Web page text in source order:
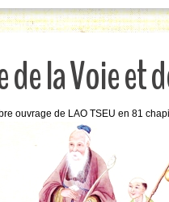
de la Voie et
ouvrage de LAO TSEU en 81